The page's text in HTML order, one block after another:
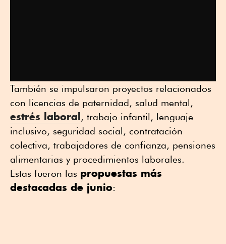
También se impulsaron proyectos relacionados
con licencias de paternidad, salud mental,
estrés laboral , trabajo infantil, lenguaje
inclusivo, seguridad social, contratación
colectiva, trabajadores de confianza, pensiones
alimentarias y procedimientos laborales.
Estas fueron las propuestas más
destacadas de junio: